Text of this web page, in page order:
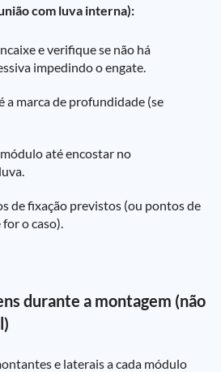
com luva interna):
e verifique se não há
impedindo o engate.
a marca de profundidade (se
até encostar no
de fixação previstos (ou pontos de
for o caso).
durante a montagem (não
e laterais a cada módulo